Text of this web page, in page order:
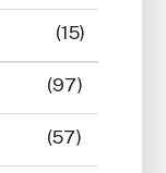
(15)
(97)
(57)